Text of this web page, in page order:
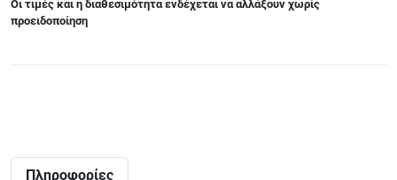
Οι τιμές και η διαθεσιμότητα ενδέχεται να αλλάξουν χωρίς
προειδοποίηση
Πληροφορίες